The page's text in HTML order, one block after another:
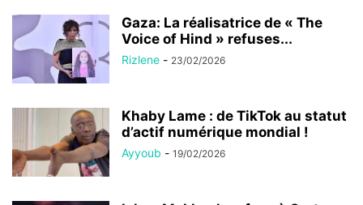
Gaza: La réalisatrice de « The
Voice of Hind » refuses...
Rizlene - 23/02/2026
Khaby Lame : de TikTok au statut
d’actif numérique mondial !
Ayyoub - 19/02/2026